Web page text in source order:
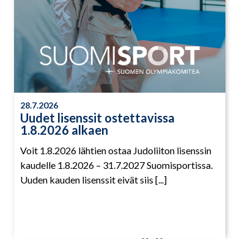
28.7.2026
Uudet lisenssit ostettavissa
1.8.2026 alkaen
Voit 1.8.2026 lähtien ostaa Judoliiton lisenssin
kaudelle 1.8.2026 – 31.7.2027 Suomisportissa.
Uuden kauden lisenssit eivät siis [...]